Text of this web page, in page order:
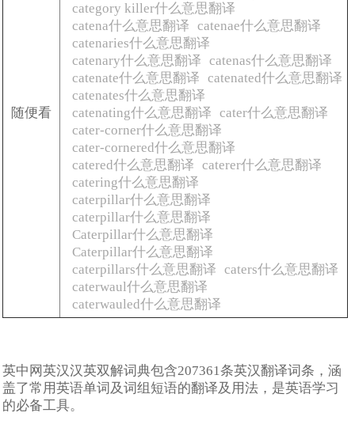
随便看
category killer什么意思翻译
catena什么意思翻译 catenae什么意思翻译
catenaries什么意思翻译
catenary什么意思翻译 catenas什么意思翻译
catenate什么意思翻译 catenated什么意思翻译
catenates什么意思翻译
catenating什么意思翻译 cater什么意思翻译
cater-corner什么意思翻译
cater-cornered什么意思翻译
catered什么意思翻译 caterer什么意思翻译
catering什么意思翻译
caterpillar什么意思翻译
caterpillar什么意思翻译
Caterpillar什么意思翻译
Caterpillar什么意思翻译
caterpillars什么意思翻译 caters什么意思翻译
caterwaul什么意思翻译
caterwauled什么意思翻译
英中网英汉汉英双解词典包含207361条英汉翻译词条，涵
盖了常用英语单词及词组短语的翻译及用法，是英语学习
的必备工具。